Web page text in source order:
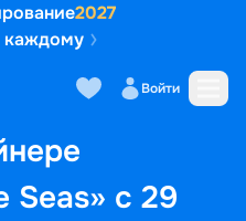
2027
каждому
Войти
Seas» с 29
Маршрут и